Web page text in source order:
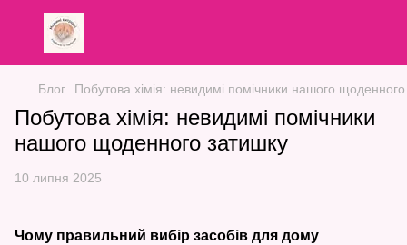
Блог Побутова хімія: невидимі помічники нашого
Побутова хімія: невидимі помічники
нашого щоденного затишку
10 липня 2025
Чому правильний вибір засобів для дому